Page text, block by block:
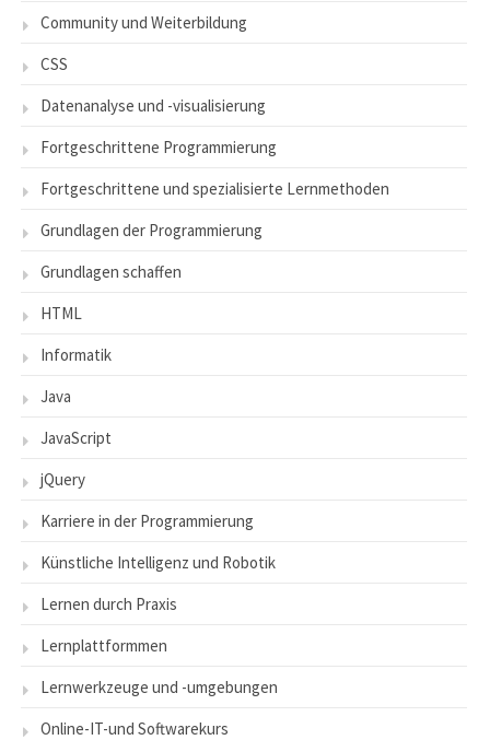
Community und Weiterbildung
CSS
Datenanalyse und -visualisierung
Fortgeschrittene Programmierung
Fortgeschrittene und spezialisierte Lernmethoden
Grundlagen der Programmierung
Grundlagen schaffen
HTML
Informatik
Java
JavaScript
jQuery
Karriere in der Programmierung
Künstliche Intelligenz und Robotik
Lernen durch Praxis
Lernplattformmen
Lernwerkzeuge und -umgebungen
Online-IT-und Softwarekurs